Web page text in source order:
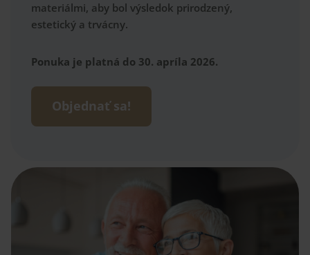
materiálmi, aby bol výsledok prirodzený,
estetický a trvácny.
Ponuka je platná do 30. apríla 2026.
Objednať sa!